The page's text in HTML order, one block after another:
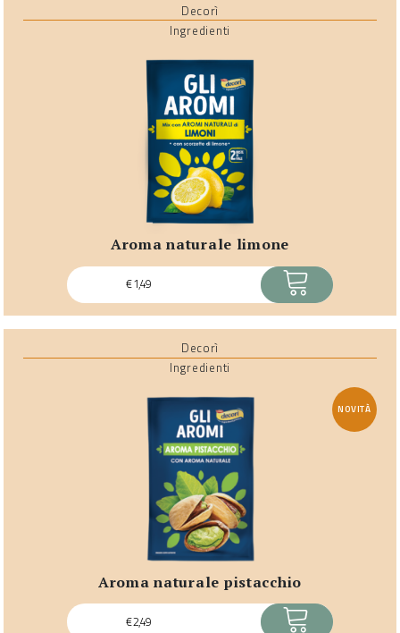
Decorì
Ingredienti
aroma naturale limone
€1,49 ACQUISTA
Decorì
Ingredienti
NOVITÀ
aroma naturale pistacchio
€2,49 ACQUISTA